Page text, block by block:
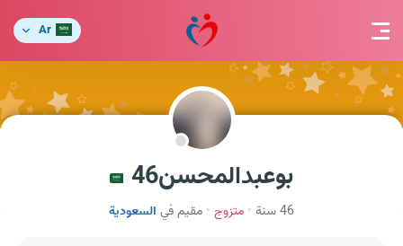
Ar
بوعبدالمحسن46
46 سنة متزوج مقيم في السعودية